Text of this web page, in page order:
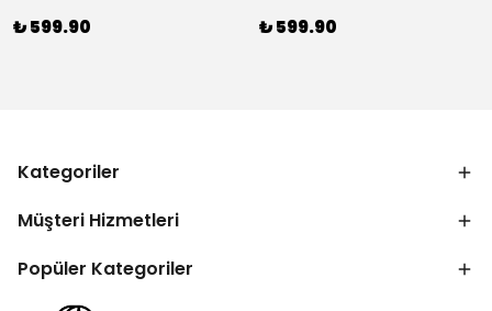
₺ 599.90 ₺ 599.90
Kategoriler
Müşteri Hizmetleri
Popüler Kategoriler